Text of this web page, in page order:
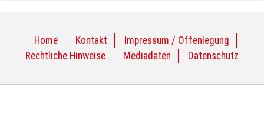
Home Kontakt
Impressum / Offenlegung
Rechtliche Hinweise
Mediadaten Datenschutz